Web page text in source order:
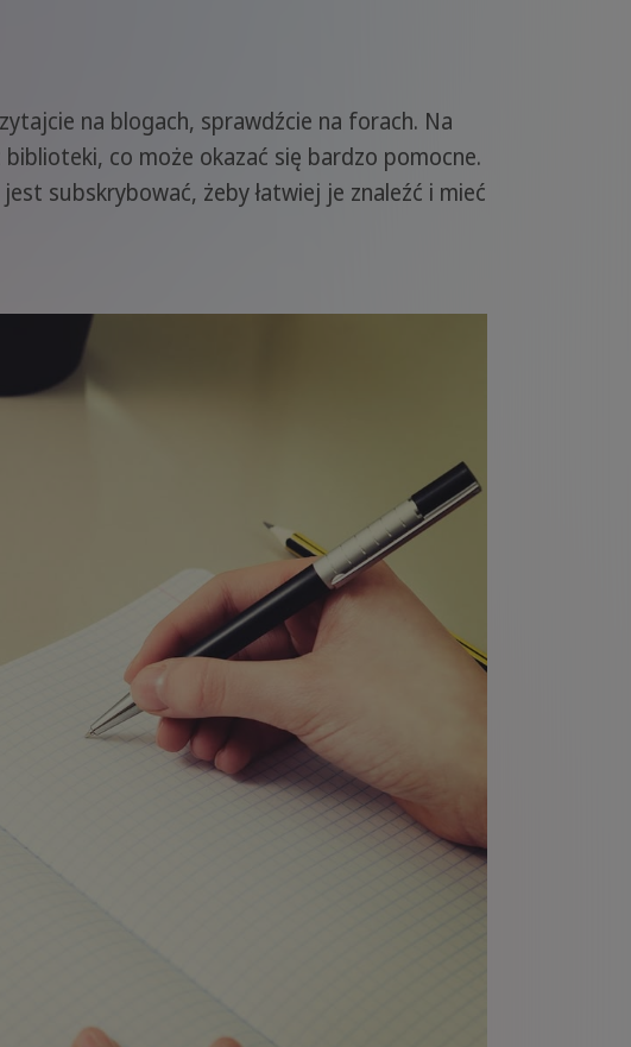
na blogach, sprawdźcie na forach. Na
co może okazać się bardzo pomocne.
subskrybować, żeby łatwiej je znaleźć i mieć